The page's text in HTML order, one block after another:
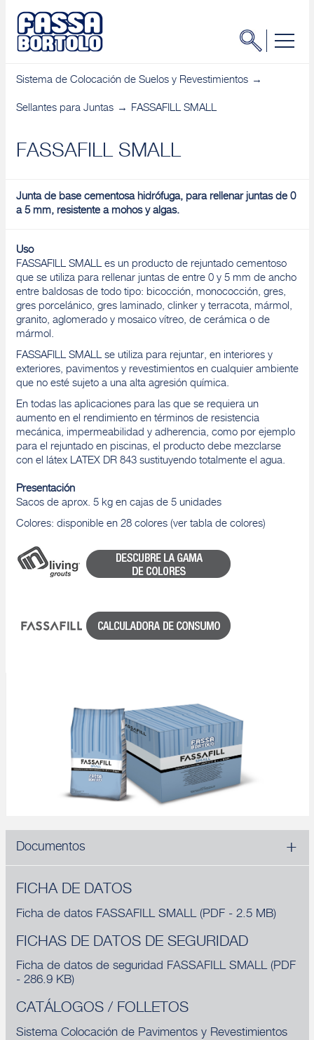
Sistema de Colocación de Suelos y Revestimientos
Sellantes para Juntas FASSAFILL SMALL
FASSAFILL SMALL
Junta de base cementosa hidrófuga, para rellenar juntas de 0
a 5 mm, resistente a mohos y algas.
Uso
FASSAFILL SMALL es un producto de rejuntado cementoso
que se utiliza para rellenar juntas de entre 0 y 5 mm de ancho
entre baldosas de todo tipo: bicocción, monococción, gres,
gres porcelánico, gres laminado, clinker y terracota, mármol,
granito, aglomerado y mosaico vítreo, de cerámica o de
mármol.
FASSAFILL SMALL se utiliza para rejuntar, en interiores y
exteriores, pavimentos y revestimientos en cualquier ambiente
que no esté sujeto a una alta agresión química.
En todas las aplicaciones para las que se requiera un
aumento en el rendimiento en términos de resistencia
mecánica, impermeabilidad y adherencia, como por ejemplo
para el rejuntado en piscinas, el producto debe mezclarse
con el látex LATEX DR 843 sustituyendo totalmente el agua.
Presentación
Sacos de aprox. 5 kg en cajas de 5 unidades
Colores: disponible en 28 colores (ver tabla de colores)
Documentos
FICHA DE DATOS
Ficha de datos FASSAFILL SMALL (PDF - 2.5 MB)
FICHAS DE DATOS DE SEGURIDAD
Ficha de datos de seguridad FASSAFILL SMALL (PDF
- 286.9 KB)
CATÁLOGOS / FOLLETOS
Sistema Colocación de Pavimentos y Revestimientos